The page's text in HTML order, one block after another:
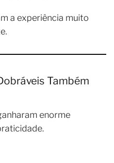
a experiência muito
Também
enorme